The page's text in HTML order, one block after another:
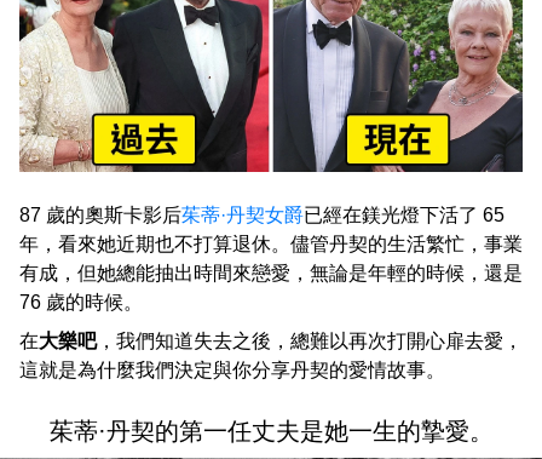
87 歲的奧斯卡影后茱蒂·丹契女爵已經在鎂光燈下活了 65
年，看來她近期也不打算退休。儘管丹契的生活繁忙，事業
有成，但她總能抽出時間來戀愛，無論是年輕的時候，還是
76 歲的時候。
在大樂吧，我們知道失去之後，總難以再次打開心扉去愛，
這就是為什麼我們決定與你分享丹契的愛情故事。
茱蒂·丹契的第一任丈夫是她一生的摯愛。